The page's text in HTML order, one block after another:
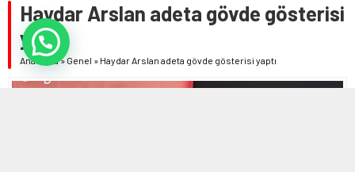
Haydar Arslan adeta gövde gösterisi
yaptı
Anasayfa» Genel » Haydar Arslan adeta gövde gösterisi yaptı